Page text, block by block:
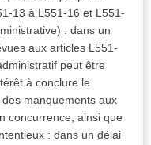
13 à L551-16 et L551-
: dans un
aux articles L551-
peut être
à conclure le
manquements aux
concurrence, ainsi que
: dans un délai